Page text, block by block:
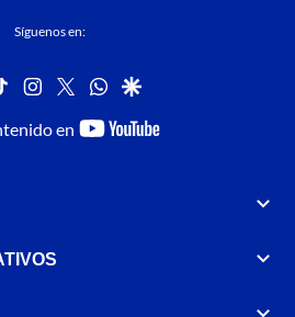
Síguenos en:
tiktok instagram
twitterwhatsapp
google
en
youtube-